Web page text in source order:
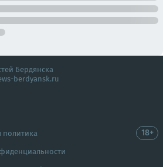
Бердянска
berdyansk.ru
политика 18+